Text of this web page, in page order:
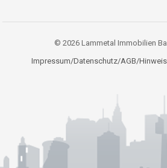
© 2026 Lammetal Immobilien
Impressum/Datenschutz/AGB/